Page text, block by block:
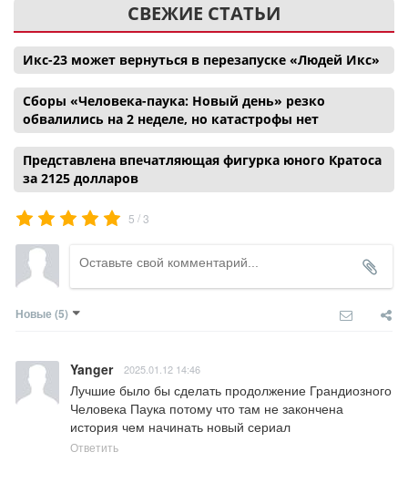
СВЕЖИЕ СТАТЬИ
Икс-23 может вернуться в перезапуске «Людей Икс»
Сборы «Человека-паука: Новый день» резко
обвалились на 2 неделе, но катастрофы нет
Представлена впечатляющая фигурка юного Кратоса
за 2125 долларов
5 /3
Новые (5)
Yanger 2025.01.12 14:46
Лучшие было бы сделать продолжение Грандиозного
Человека Паука потому что там не закончена
история чем начинать новый сериал
Ответить